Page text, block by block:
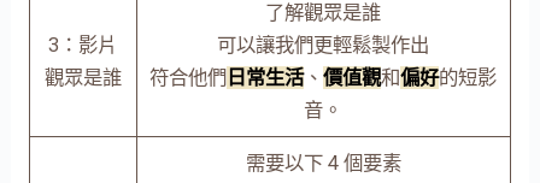
3：影片
觀眾是誰
了解觀眾是誰
可以讓我們更輕鬆製作出
符合他們 日常生活、價值觀和偏好的短影
音。
需要以下 4 個要素